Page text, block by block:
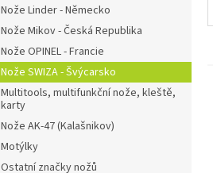
Nože Linder - Německo
Nože Mikov - Česká Republika
Nože OPINEL - Francie
Nože SWIZA - Švýcarsko
Multitools, multifunkční nože, kleště,
karty
Nože AK-47 (Kalašnikov)
Motýlky
Ostatní značky nožů